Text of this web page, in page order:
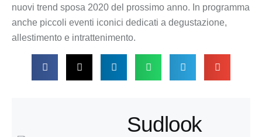
nuovi trend sposa 2020 del prossimo anno. In programma
anche piccoli eventi iconici dedicati a degustazione,
allestimento e intrattenimento.
Sudlook